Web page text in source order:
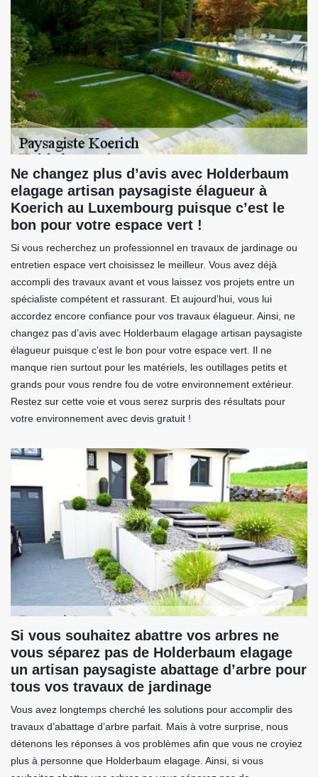
Ne changez plus d’avis avec Holderbaum
elagage artisan paysagiste élagueur à
Koerich au Luxembourg puisque c’est le
bon pour votre espace vert !
Si vous recherchez un professionnel en travaux de jardinage ou
entretien espace vert choisissez le meilleur. Vous avez déjà
accompli des travaux avant et vous laissez vos projets entre un
spécialiste compétent et rassurant. Et aujourd’hui, vous lui
accordez encore confiance pour vos travaux élagueur. Ainsi, ne
changez pas d’avis avec Holderbaum elagage artisan paysagiste
élagueur puisque c’est le bon pour votre espace vert. Il ne
manque rien surtout pour les matériels, les outillages petits et
grands pour vous rendre fou de votre environnement extérieur.
Restez sur cette voie et vous serez surpris des résultats pour
votre environnement avec devis gratuit !
Si vous souhaitez abattre vos arbres ne
vous séparez pas de Holderbaum elagage
un artisan paysagiste abattage d’arbre pour
tous vos travaux de jardinage
Vous avez longtemps cherché les solutions pour accomplir des
travaux d’abattage d’arbre parfait. Mais à votre surprise, nous
détenons les réponses à vos problèmes afin que vous ne croyiez
plus à personne que Holderbaum elagage. Ainsi, si vous